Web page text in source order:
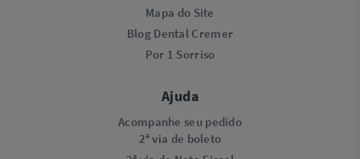
Mapa do Site
Blog Dental Cremer
Por 1 Sorriso
Ajuda
Acompanhe seu pedido
2ª via de boleto